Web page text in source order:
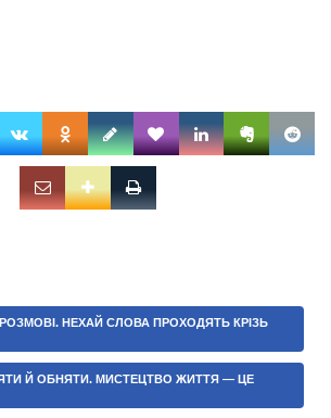
РОЗМОВІ. НЕХАЙ СЛОВА ПРОХОДЯТЬ КРІЗЬ
Й ОБНЯТИ. МИСТЕЦТВО ЖИТТЯ — ЦЕ